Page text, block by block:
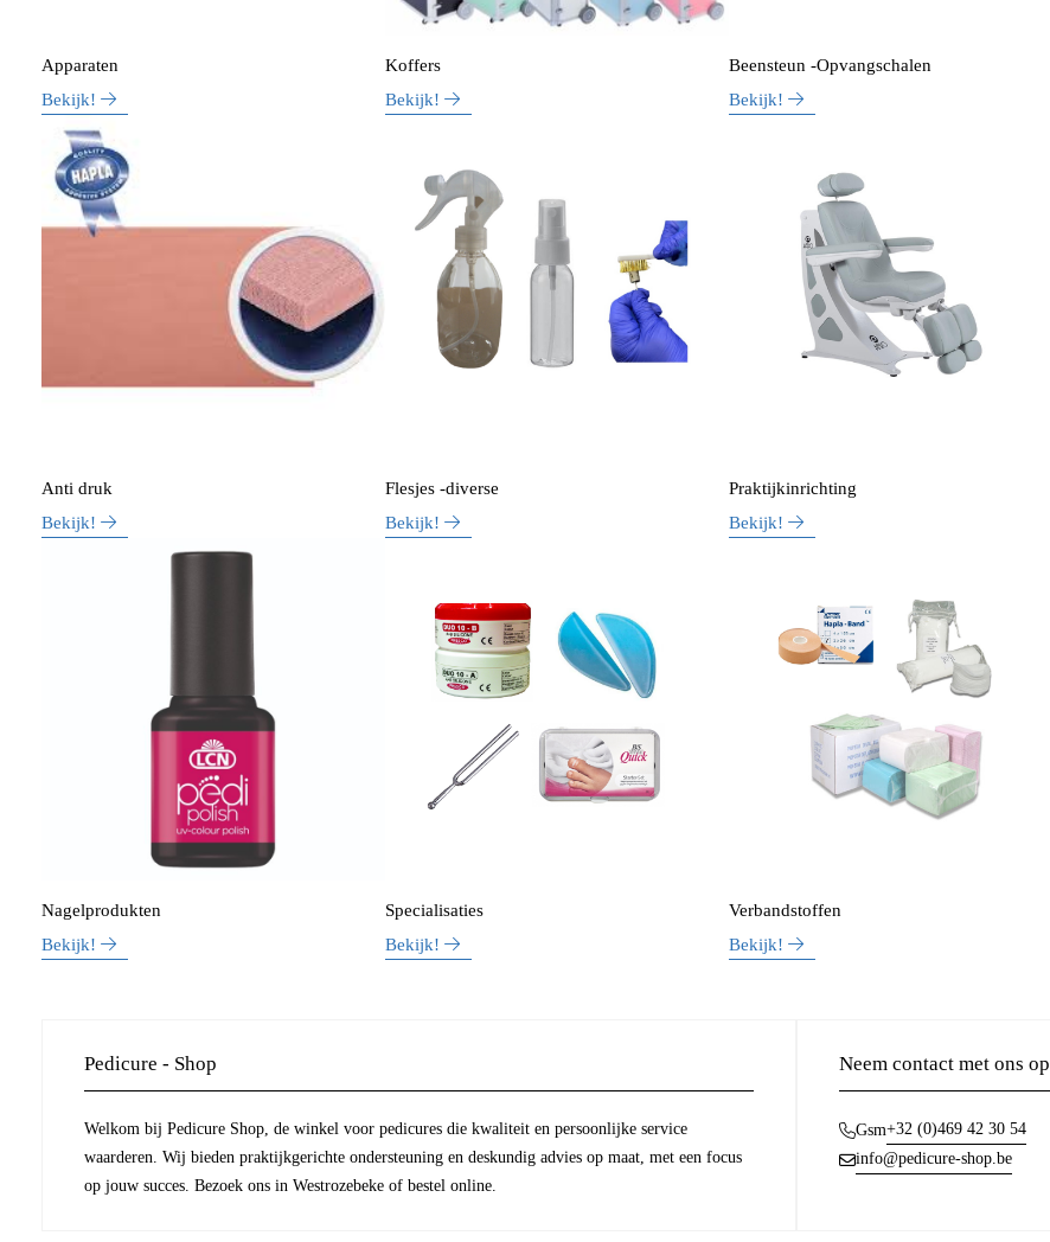
Apparaten
Bekijk!
Koffers
Bekijk!
Beensteun -Opvangschalen
Bekijk!
Anti druk
Bekijk!
Flesjes -diverse
Bekijk!
Praktijkinrichting
Bekijk!
Nagelprodukten
Bekijk!
Specialisaties
Bekijk!
Verbandstoffen
Bekijk!
Pedicure - Shop
Welkom bij Pedicure Shop, de winkel voor pedicures die kwaliteit en persoonlijke service
waarderen. Wij bieden praktijkgerichte ondersteuning en deskundig advies op maat, met een focus
op jouw succes. Bezoek ons in Westrozebeke of bestel online.
Neem contact met ons op
Gsm+32 (0)469 42 30 54
info@pedicure-shop.be